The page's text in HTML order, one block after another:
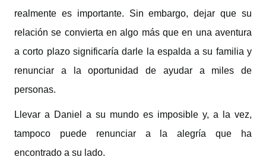
realmente es importante. Sin embargo, dejar que su
relación se convierta en algo más que en una aventura
a corto plazo significaría darle la espalda a su familia y
renunciar a la oportunidad de ayudar a miles de
personas.
Llevar a Daniel a su mundo es imposible y, a la vez,
tampoco puede renunciar a la alegría que ha
encontrado a su lado.